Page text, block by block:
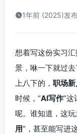
1年前 (2025)发
想着写这份实习
景，咻一下就过
上八下的， 职场新
时候，“AI写作”这
呢。谁知道，这
用”，甚至能写进